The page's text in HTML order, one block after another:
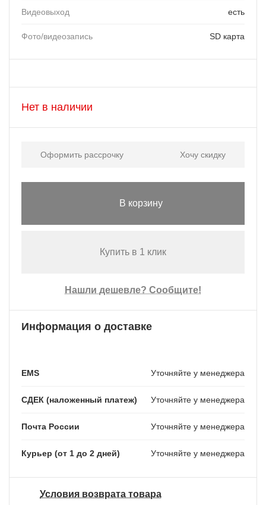
Видеовыход есть
Фото/видеозапись SD карта
Нет в наличии
Оформить рассрочку Хочу скидку
В корзину
Купить в 1 клик
Нашли дешевле? Сообщите!
Информация о доставке
EMS Уточняйте у менеджера
СДЕК (наложенный платеж) Уточняйте у менеджера
Почта России Уточняйте у менеджера
Курьер (от 1 до 2 дней) Уточняйте у менеджера
Условия возврата товара